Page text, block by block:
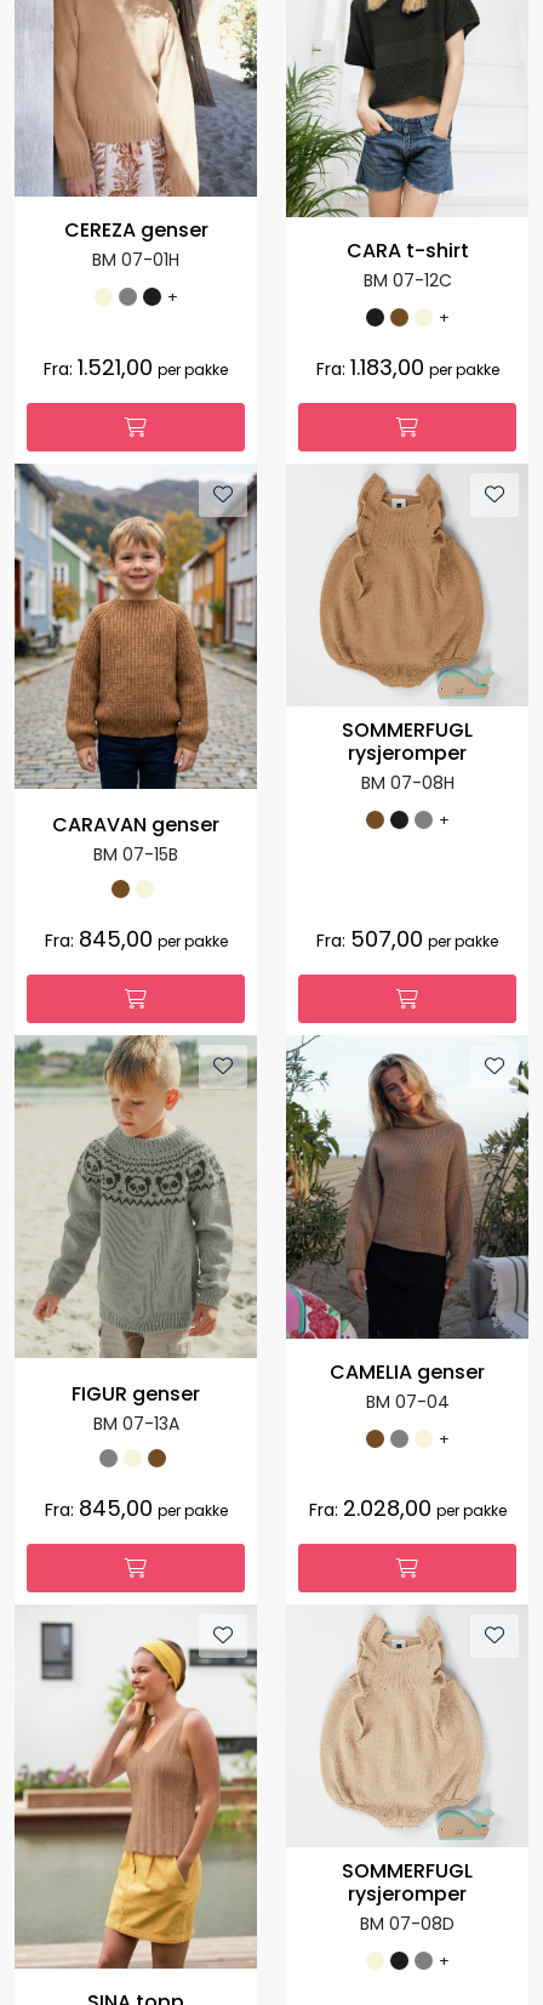
CEREZA genser
BM 07-01H
+
Fra: 1.521,00 per pakke
CARA t-shirt
BM 07-12C
+
Fra: 1.183,00 per pakke
CARAVAN genser
BM 07-15B
Fra: 845,00 per pakke
SOMMERFUGL
rysjeromper
BM 07-08H
+
Fra: 507,00 per pakke
FIGUR genser
BM 07-13A
Fra: 845,00 per pakke
CAMELIA genser
BM 07-04
+
Fra: 2.028,00 per pakke
SOMMERFUGL
rysjeromper
BM 07-08D
+